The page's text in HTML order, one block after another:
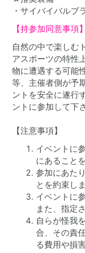
・サイバイバルブ
【持参加同意事項】
自然の中で楽しむ
アスポーツの特性
物に遭遇する可能
等、主催者側が予
ントを安全に遂行
ントに参加して下
【注意事項】
イベントに
にあること
参加にあた
とを約束しま
イベントに
また、指定
自らが怪我
合、その責
る費用や損